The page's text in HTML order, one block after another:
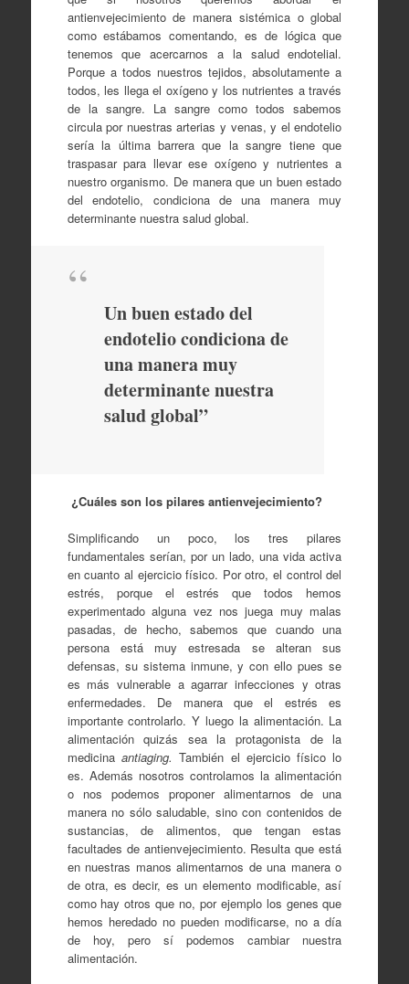
antienvejecimiento de manera sistémica o global
como estábamos comentando, es de lógica que
tenemos que acercarnos a la salud endotelial.
Porque a todos nuestros tejidos, absolutamente a
todos, les llega el oxígeno y los nutrientes a través
de la sangre. La sangre como todos sabemos
circula por nuestras arterias y venas, y el endotelio
sería la última barrera que la sangre tiene que
traspasar para llevar ese oxígeno y nutrientes a
nuestro organismo. De manera que un buen estado
del endotelio, condiciona de una manera muy
determinante nuestra salud global.
Un buen estado del
endotelio condiciona de
una manera muy
determinante nuestra
salud global”
¿Cuáles son los pilares antienvejecimiento?
Simplificando un poco, los tres pilares
fundamentales serían, por un lado, una vida activa
en cuanto al ejercicio físico. Por otro, el control del
estrés, porque el estrés que todos hemos
experimentado alguna vez nos juega muy malas
pasadas, de hecho, sabemos que cuando una
persona está muy estresada se alteran sus
defensas, su sistema inmune, y con ello pues se
es más vulnerable a agarrar infecciones y otras
enfermedades. De manera que el estrés es
importante controlarlo. Y luego la alimentación. La
alimentación quizás sea la protagonista de la
medicina antiaging.También el ejercicio físico lo
es. Además nosotros controlamos la alimentación
o nos podemos proponer alimentarnos de una
manera no sólo saludable, sino con contenidos de
sustancias, de alimentos, que tengan estas
facultades de antienvejecimiento. Resulta que está
en nuestras manos alimentarnos de una manera o
de otra, es decir, es un elemento modificable, así
como hay otros que no, por ejemplo los genes que
hemos heredado no pueden modificarse, no a día
de hoy, pero sí podemos cambiar nuestra
alimentación.